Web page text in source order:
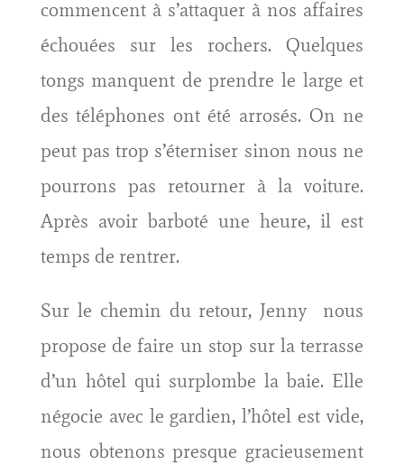
commencent à s’attaquer à nos affaires
échouées sur les rochers. Quelques
tongs manquent de prendre le large et
des téléphones ont été arrosés. On ne
peut pas trop s’éterniser sinon nous ne
pourrons pas retourner à la voiture.
Après avoir barboté une heure, il est
temps de rentrer.
Sur le chemin du retour, Jenny nous
propose de faire un stop sur la terrasse
d’un hôtel qui surplombe la baie. Elle
négocie avec le gardien, l’hôtel est vide,
nous obtenons presque gracieusement